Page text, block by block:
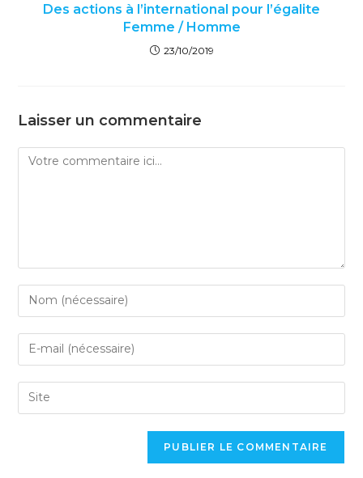
Des actions à l’international pour l’égalite
Femme / Homme
23/10/2019
Laisser un commentaire